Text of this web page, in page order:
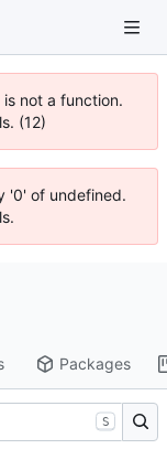
not a function.
(12)
'0' of undefined.
Packages
S